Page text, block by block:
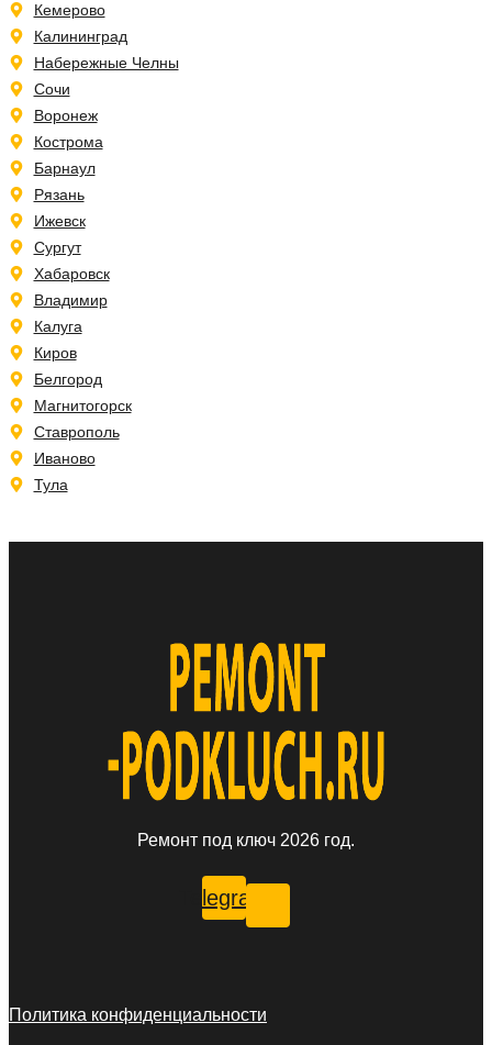
Кемерово
Калининград
Набережные Челны
Сочи
Воронеж
Кострома
Барнаул
Рязань
Ижевск
Сургут
Хабаровск
Владимир
Калуга
Киров
Белгород
Магнитогорск
Ставрополь
Иваново
Тула
Ремонт под ключ 2026 год.
Telegram
Политика конфиденциальности